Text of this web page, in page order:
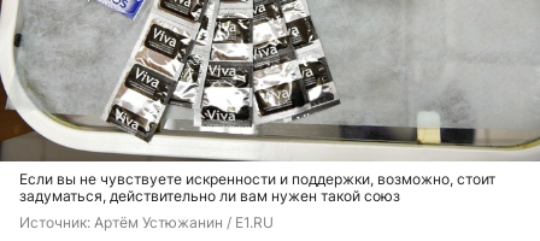
Если вы не чувствуете искренности и поддержки, возможно, стоит
задуматься, действительно ли вам нужен такой союз
Источник: Артём Устюжанин / E1.RU